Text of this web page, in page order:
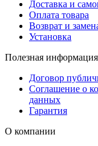
Доставка и
Оплата товара
Возврат и
Установка
Полезная информация
Договор
Соглашение о
данных
Гарантия
О компании